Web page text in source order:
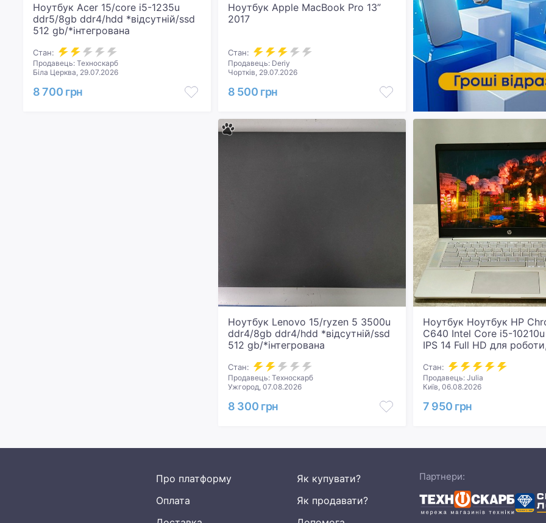
Ноутбук Acer 15/core i5-1235u
ddr5/8gb ddr4/hdd *відсутній/ssd
512 gb/*інтегрована
Стан:
Продавець: Техноскарб
Біла Церква, 29.07.2026
8 700 грн
Ноутбук Apple MacBook Pro 13”
2017
Стан:
Продавець: Deriy
Чортків, 29.07.2026
8 500 грн
Ноутбук Lenovo 15/ryzen 5 3500u
ddr4/8gb ddr4/hdd *відсутній/ssd
512 gb/*інтегрована
Стан:
Продавець: Техноскарб
Ужгород, 07.08.2026
8 300 грн
Ноутбук Ноутбук HP
C640 Intel Core i5-
IPS 14 Full HD для
Стан:
Продавець: Julia
Київ, 06.08.2026
7 950 грн
Про платформу
Оплата
Як купувати?
Як продавати?
Партнери: